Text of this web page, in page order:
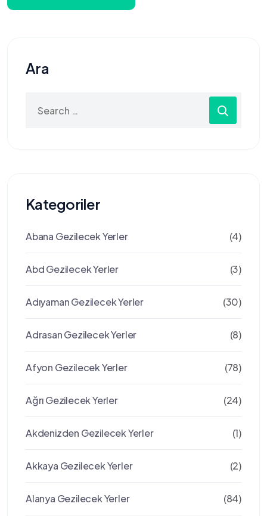
Ara
for:
Kategoriler
Abana Gezilecek Yerler (4)
Abd Gezilecek Yerler (3)
Adıyaman Gezilecek Yerler (30)
Adrasan Gezilecek Yerler (8)
Afyon Gezilecek Yerler (78)
Ağrı Gezilecek Yerler (24)
Akdenizden Gezilecek Yerler (1)
Akkaya Gezilecek Yerler (2)
Alanya Gezilecek Yerler (84)